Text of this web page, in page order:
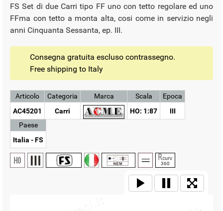
FS Set di due Carri tipo FF uno con tetto regolare ed uno
FFma con tetto a monta alta, cosi come in servizio negli
anni Cinquanta Sessanta, ep. III.
Consegna gratuita escluso contrassegno.
Free shipping to Italy
Articolo
AC45201
Categoria
Carri
Marca
Scala
HO: 1:87
Epoca
III
Paese
Italia - FS
360